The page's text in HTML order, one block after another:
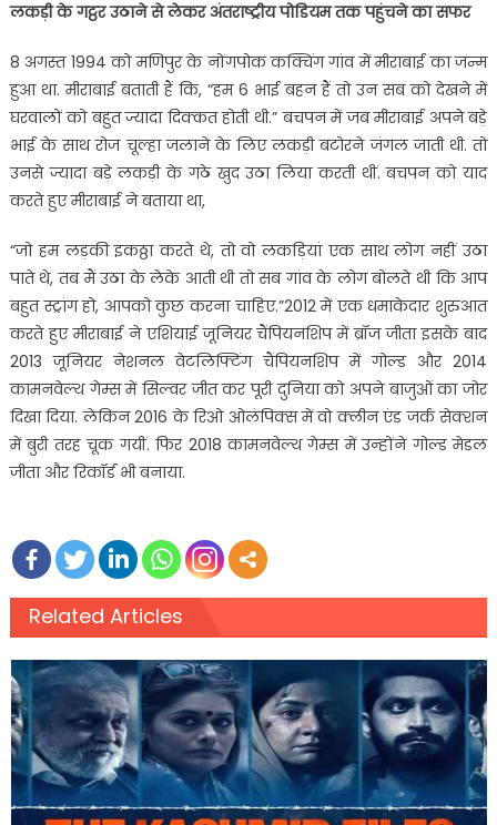
लकड़ी के गट्ठर उठाने से लेकर अंतराष्ट्रीय पोडियम तक पहुंचने का सफर
8 अगस्त 1994 को मणिपुर के नोंगपोक कक्चिंग गांव में मीराबाई का जन्म
हुआ था. मीराबाई बताती हैं कि, “हम 6 भाई बहन हैं तो उन सब को देखने में
घरवालों को बहुत ज्यादा दिक्कत होती थी.” बचपन में जब मीराबाई अपने बड़े
भाई के साथ रोज चूल्हा जलाने के लिए लकड़ी बटोरने जंगल जाती थी. तो
उनसे ज्यादा बड़े लकड़ी के गठे खुद उठा लिया करती थीं. बचपन को याद
करते हुए मीराबाई ने बताया था,
“जो हम लड़की इकठ्ठा करते थे, तो वो लकड़ियां एक साथ लोग नहीं उठा
पाते थे, तब मैं उठा के लेके आती थी तो सब गांव के लोग बोलते थी कि आप
बहुत स्ट्रांग हो, आपको कुछ करना चाहिए.”2012 में एक धमाकेदार शुरुआत
करते हुए मीराबाई ने एशियाई जूनियर चैंपियनशिप में ब्रॉज जीता इसके बाद
2013 जूनियर नेशनल वेटलिफ्टिंग चैंपियनशिप में गोल्ड और 2014
कामनवेल्थ गेम्स में सिल्वर जीत कर पूरी दुनिया को अपने बाजुओं का जोर
दिखा दिया. लेकिन 2016 के रिओ ओलंपिक्स में वो क्लीन एंड जर्क सेक्शन
में बुरी तरह चूक गयीं. फिर 2018 कामनवेल्थ गेम्स में उन्होंने गोल्ड मेडल
जीता और रिकॉर्ड भी बनाया.
Related Articles